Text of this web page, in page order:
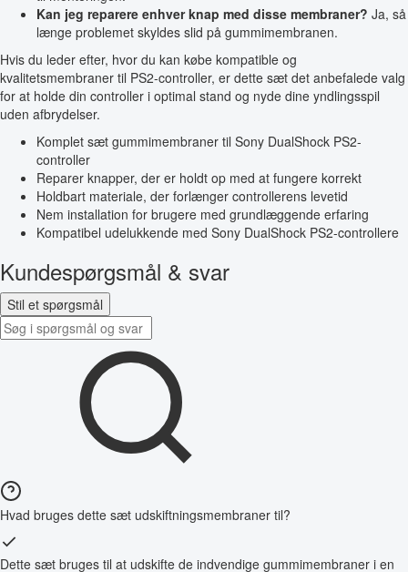
Kan jeg reparere enhver knap med disse membraner? Ja, så
længe problemet skyldes slid på gummimembranen.
Hvis du leder efter, hvor du kan købe kompatible og
kvalitetsmembraner til PS2-controller, er dette sæt det anbefalede valg
for at holde din controller i optimal stand og nyde dine yndlingsspil
uden afbrydelser.
Komplet sæt gummimembraner til Sony DualShock PS2-
controller
Reparer knapper, der er holdt op med at fungere korrekt
Holdbart materiale, der forlænger controllerens levetid
Nem installation for brugere med grundlæggende erfaring
Kompatibel udelukkende med Sony DualShock PS2-controllere
Kundespørgsmål & svar
Stil et spørgsmål
Hvad bruges dette sæt udskiftningsmembraner til?
Dette sæt bruges til at udskifte de indvendige gummimembraner i en